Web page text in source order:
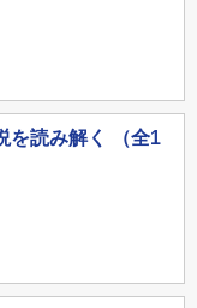
を読み解く （全1